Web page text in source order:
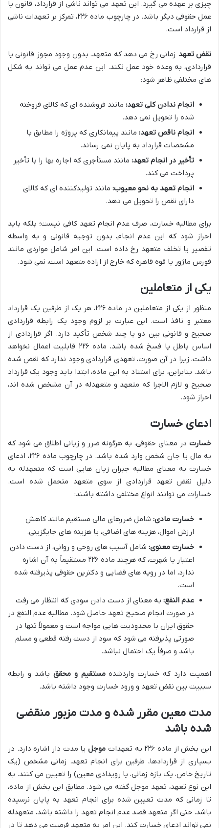
چیزی بر عهده می گیرد. این تعهد می تواند ناشی از قرارداد، قانون یا
عمل حقوقی دیگر باشد. در چارچوب ماده ۲۲۶، تمرکز بر تعهدات ناشی
از قرارداد است.
نقض تعهد زمانی رخ می دهد که متعهد، بدون وجود مجوز قانونی یا
قراردادی، به وعده خود عمل نکند. این عدم عمل می تواند به شکل
های مختلفی ظاهر شود:
انجام ندادن کلی تعهد: مانند فروشنده ای که کالای فروخته
شده را تحویل نمی دهد.
انجام ناقص تعهد: مانند پیمانکاری که پروژه را مطابق با
مشخصات قرارداد به پایان نمی رساند.
تأخیر در انجام تعهد: مانند مستأجری که اجاره بها را با تأخیر
پرداخت می کند.
انجام تعهد به نحو معیوب: مانند تولیدکننده ای که کالای
دارای نقص را تحویل می دهد.
برای مطالبه خسارت، صرف عدم انجام تعهد کافی نیست؛ بلکه باید
احراز شود که این عدم انجام، بدون توجیه قانونی و به واسطه
تقصیر یا تخلف متعهد رخ داده است. این امر شامل مواردی مانند
فورس ماژور یا قوه قاهره که خارج از اراده متعهد است، نمی شود.
یکی از متعاملین
منظور از یکی از متعاملین در ماده ۲۲۶، هر یک از طرفین یک قرارداد
معتبر و نافذ است. این عبارت بر لزوم وجود یک رابطه قراردادی
صحیح و قانونی بین دو یا چند شخص تأکید دارد. اگر قراردادی از
اساس باطل یا فسخ شده باشد، ماده ۲۲۶ قابلیت اعمال نخواهد
داشت، زیرا در آن صورت، تعهدی قراردادی وجود ندارد که نقض شده
باشد. بنابراین، برای استناد به این ماده، ابتدا باید وجود یک قرارداد
صحیح و لازم الاجرا که متعهد و متعهدله در آن مشخص شده اند،
احراز شود.
ادعای خسارت
خسارت در معنای حقوقی، به هرگونه ضرر و زیانی اطلاق می شود که
به مال یا جان شخص وارد شده باشد. در چارچوب ماده ۲۲۶، ادعای
خسارت به معنای مطالبه جبران زیان هایی است که متعهدله به
دلیل نقض تعهد قراردادی از سوی متعهد متحمل شده است.
خسارات می توانند انواع مختلفی داشته باشند:
خسارت مادی: شامل ضررهای مالی مستقیم مانند کاهش
ارزش اموال، هزینه های اضافی، یا هزینه های جایگزینی.
خسارت معنوی: شامل آسیب های روحی و روانی، از دست دادن
اعتبار یا شهرت، که هرچند ماده ۲۲۶ مستقیماً به آن اشاره
ندارد، اما در رویه های قضایی و دکترین حقوقی پذیرفته شده
است.
عدم النفع: به معنای از دست دادن سودی که انتظار می رفت
در صورت انجام صحیح تعهد حاصل شود. مطالبه عدم النفع در
حقوق ایران با محدودیت هایی مواجه است و معمولاً تنها در
صورتی پذیرفته می شود که سود از دست رفته قطعی و مسلم
باشد و صرفاً یک احتمال نباشد.
اهمیت دارد که خسارت واردشدهمستقیم و محقق باشد و رابطه
سببیت بین نقض تعهد و ورود خسارت وجود داشته باشد.
مدت معین مقرر شده و مدت مزبور منقضی
شده باشد
این بخش از ماده ۲۲۶ به تعهدات موجلیا مدت دار اشاره دارد. در
بسیاری از قراردادها، طرفین برای انجام تعهد، زمانی مشخص (یک
تاریخ خاص، یک بازه زمانی، یا رویدادی معین) را تعیین می کنند. به
این نوع تعهد، تعهد موجل گفته می شود. مطابق این بخش از ماده،
تا زمانی که مدت تعیین شده برای انجام تعهد به پایان نرسیده
باشد، حتی اگر متعهد قصد عدم انجام تعهد را داشته باشد، متعهدله
نمی تواند ادعای خسارت کند. این امر به متعهد فرصت می دهد تا در